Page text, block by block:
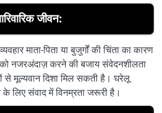
जीवन:
माता-पिता या बुजुर्गों की चिंता का कारण
नजरअंदाज़ करने की बजाय संवेदनशीलता
मूल्यवान दिशा मिल सकती है। घरेलू
लिए संवाद में विनम्रता जरूरी है।